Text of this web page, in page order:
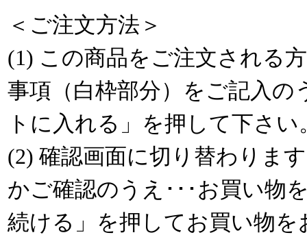
＜ご注文方法＞
(1) この商品をご注文される
事項（白枠部分）をご記入
トに入れる」を押して下さい
(2) 確認画面に切り替わりま
かご確認のうえ･･･お買い物
続ける」を押してお買い物